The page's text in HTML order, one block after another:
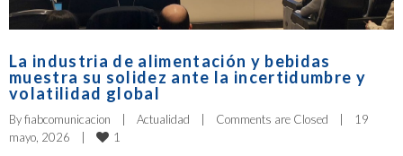
La industria de alimentación y bebidas
muestra su solidez ante la incertidumbre y
volatilidad global
By fiabcomunicacion | Actualidad | Comments are Closed |
19
mayo, 2026
| 1